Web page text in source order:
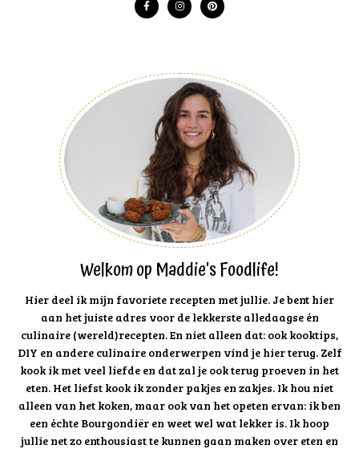
Welkom op Maddie's Foodlife!
Hier deel ik mijn favoriete recepten met jullie. Je bent hier
aan het juiste adres voor de lekkerste alledaagse én
culinaire (wereld)recepten. En niet alleen dat: ook kooktips,
DIY en andere culinaire onderwerpen vind je hier terug. Zelf
kook ik met veel liefde en dat zal je ook terug proeven in het
eten. Het liefst kook ik zonder pakjes en zakjes. Ik hou niet
alleen van het koken, maar ook van het opeten ervan: ik ben
een échte Bourgondiër en weet wel wat lekker is. Ik hoop
jullie net zo enthousiast te kunnen gaan maken over eten en